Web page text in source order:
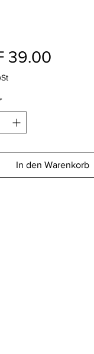
39.00Preis
In den Warenkorb